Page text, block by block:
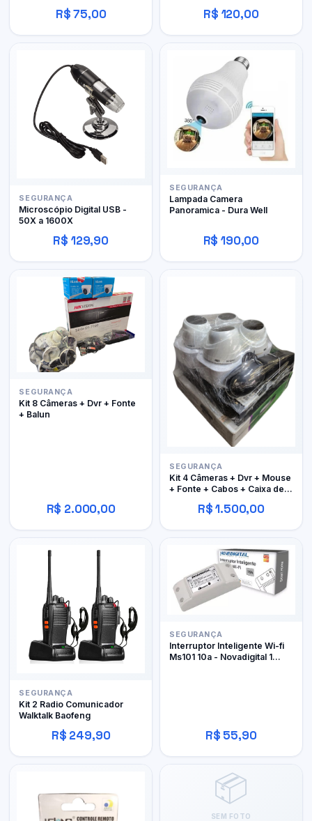
R$ 75,00 R$ 120,00
SEGURANÇA
Microscópio Digital USB -
50X a 1600X
R$ 129,90
SEGURANÇA
Lampada Camera
Panoramica - Dura Well
R$ 190,00
SEGURANÇA
Kit 8 Câmeras + Dvr + Fonte
+ Balun
R$ 2.000,00
SEGURANÇA
Kit 4 Câmeras + Dvr + Mouse
+ Fonte + Cabos + Caixa de
Passagem - Intelbras
R$ 1.500,00
SEGURANÇA
Kit 2 Radio Comunicador
Walktalk Baofeng
R$ 249,90
SEGURANÇA
Interruptor Inteligente Wi-fi
Ms101 10a - Novadigital 1
R$ 55,90
📦
SEM FOTO